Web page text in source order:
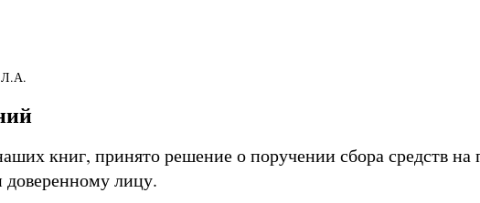
Л.А.
книг, принято решение о поручении сбора средств
лицу.